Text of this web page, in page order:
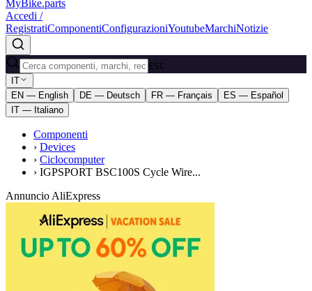
MyBike.parts
Accedi /
RegistratiComponentiConfigurazioniYoutubeMarchiNotizie
ESC
IT
EN — English
DE — Deutsch FR — Français
ES — Español
IT — Italiano
Componenti
› Devices
› Ciclocomputer
› IGPSPORT BSC100S Cycle Wire...
Annuncio AliExpress